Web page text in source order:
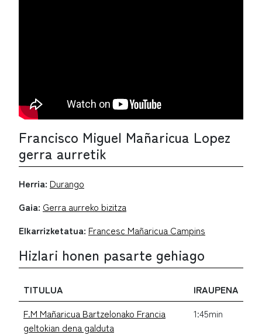
Francisco Miguel Mañaricua Lopez
gerra aurretik
Herria: Durango
Gaia: Gerra aurreko bizitza
Elkarrizketatua: Francesc Mañaricua Campins
Hizlari honen pasarte gehiago
TITULUA
IRAUPENA
F.M Mañaricua Bartzelonako Francia
geltokian dena galduta
1:45min